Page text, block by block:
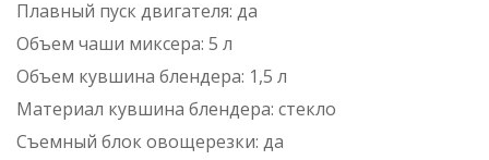
Плавный пуск двигателя: да
Объем чаши миксера: 5 л
Объем кувшина блендера: 1,5 л
Материал кувшина блендера: стекло
Съемный блок овощерезки: да